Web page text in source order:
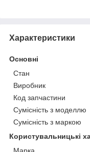
Характеристики
Основні
Стан
Виробник
Код запчастини
Сумісність з моделлю
Сумісність з маркою
Користувальницькі
Марка